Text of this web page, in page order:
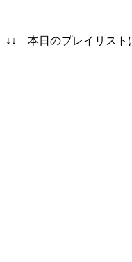
↓↓ 本日のプレイリス